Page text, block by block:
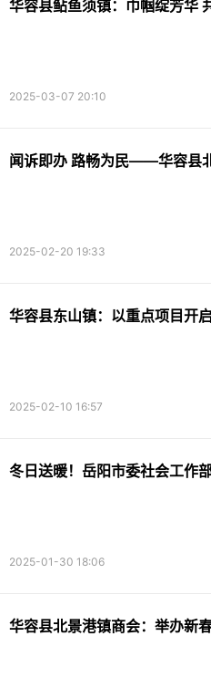
华容县鲇鱼须镇：巾帼绽芳华
2025-03-07 20:10
闻诉即办 路畅为民——华容县
2025-02-20 19:33
华容县东山镇：以重点项目开
2025-02-10 16:57
冬日送暖！岳阳市委社会工作
2025-01-30 18:06
华容县北景港镇商会：举办新